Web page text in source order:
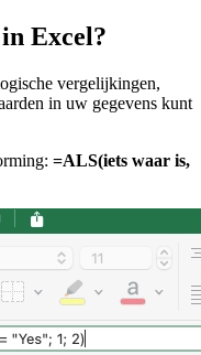
Excel?
vergelijkingen,
in uw gegevens kunt
=ALS(iets waar is,